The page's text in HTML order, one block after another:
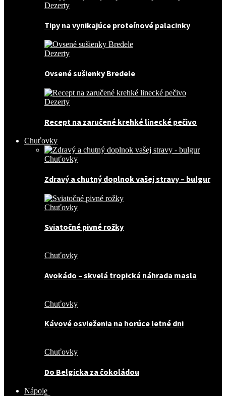
Dezerty
Tipy na vynikajúce proteínové palacinky
Dezerty
Ovsené sušienky Bredele
Dezerty
Recept na zaručené krehké linecké pečivo
Chuťovky
Chuťovky
Zdravý a chutný doplnok vašej stravy – bulgur
Chuťovky
Sviatočné pivné rožky
Chuťovky
Avokádo – skvelá tropická náhrada masla
Chuťovky
Kávové osvieženia na horúce letné dni
Chuťovky
Do Belgicka za čokoládou
Nápoje